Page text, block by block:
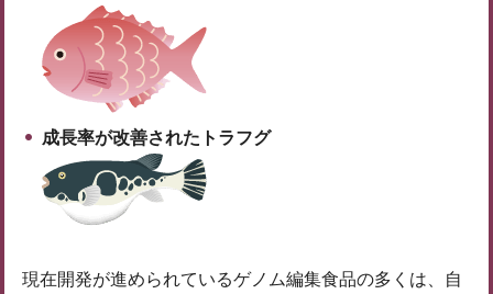
成長率が改善されたトラフグ
現在開発が進められているゲノム編集食品の多くは、自